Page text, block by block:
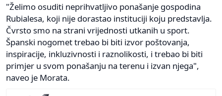
"Želimo osuditi neprihvatljivo ponašanje gospodina
Rubialesa, koji nije dorastao instituciji koju predstavlja.
Čvrsto smo na strani vrijednosti utkanih u sport.
Španski nogomet trebao bi biti izvor poštovanja,
inspiracije, inkluzivnosti i raznolikosti, i trebao bi biti
primjer u svom ponašanju na terenu i izvan njega",
naveo je Morata.